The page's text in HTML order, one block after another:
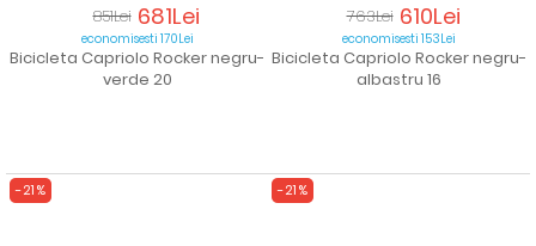
851Lei 681Lei
economisesti 170Lei
Bicicleta Capriolo Rocker negru-
verde 20
763Lei 610Lei
economisesti 153Lei
Bicicleta Capriolo Rocker negru-
albastru 16
-21% -21%